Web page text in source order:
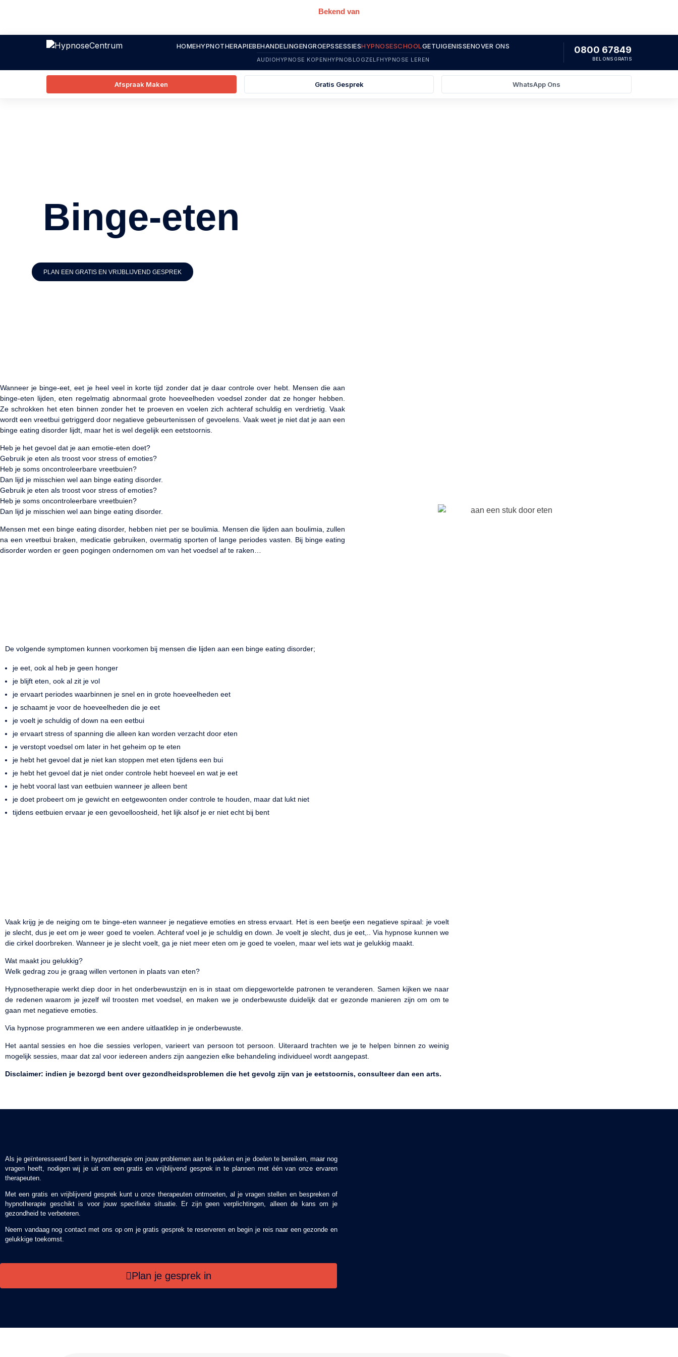
Bekend van
HOMEHYPNOTHERAPIEBEHANDELINGENGROEPSSESSIESHYPNOSESCHOOLGETUIGENISSENOVER ONS
AUDIOHYPNOSE KOPEN HYPNOBLOGZELFHYPNOSE LEREN
0800 67849
BEL ONS GRATIS
Afspraak Maken Gratis Gesprek WhatsApp Ons
Binge-eten
PLAN EEN GRATIS EN VRIJBLIJVEND GESPREK
Wanneer je binge-eet, eet je heel veel in korte tijd zonder dat je daar controle over hebt. Mensen die aan
binge-eten lijden, eten regelmatig abnormaal grote hoeveelheden voedsel zonder dat ze honger hebben.
Ze schrokken het eten binnen zonder het te proeven en voelen zich achteraf schuldig en verdrietig. Vaak
wordt een vreetbui getriggerd door negatieve gebeurtenissen of gevoelens. Vaak weet je niet dat je aan een
binge eating disorder lijdt, maar het is wel degelijk een eetstoornis.
Heb je het gevoel dat je aan emotie-eten doet?
Gebruik je eten als troost voor stress of emoties?
Heb je soms oncontroleerbare vreetbuien?
Dan lijd je misschien wel aan binge eating disorder.
Gebruik je eten als troost voor stress of emoties?
Heb je soms oncontroleerbare vreetbuien?
Dan lijd je misschien wel aan binge eating disorder.
Mensen met een binge eating disorder, hebben niet per se boulimia. Mensen die lijden aan boulimia, zullen
na een vreetbui braken, medicatie gebruiken, overmatig sporten of lange periodes vasten. Bij binge eating
disorder worden er geen pogingen ondernomen om van het voedsel af te raken…
De volgende symptomen kunnen voorkomen bij mensen die lijden aan een binge eating disorder;
je eet, ook al heb je geen honger
je blijft eten, ook al zit je vol
je ervaart periodes waarbinnen je snel en in grote hoeveelheden eet
je schaamt je voor de hoeveelheden die je eet
je voelt je schuldig of down na een eetbui
je ervaart stress of spanning die alleen kan worden verzacht door eten
je verstopt voedsel om later in het geheim op te eten
je hebt het gevoel dat je niet kan stoppen met eten tijdens een bui
je hebt het gevoel dat je niet onder controle hebt hoeveel en wat je eet
je hebt vooral last van eetbuien wanneer je alleen bent
je doet probeert om je gewicht en eetgewoonten onder controle te houden, maar dat lukt niet
tijdens eetbuien ervaar je een gevoelloosheid, het lijk alsof je er niet echt bij bent
Vaak krijg je de neiging om te binge-eten wanneer je negatieve emoties en stress ervaart. Het is een beetje een negatieve spiraal: je voelt
je slecht, dus je eet om je weer goed te voelen. Achteraf voel je je schuldig en down. Je voelt je slecht, dus je eet,.. Via hypnose kunnen we
die cirkel doorbreken. Wanneer je je slecht voelt, ga je niet meer eten om je goed te voelen, maar wel iets wat je gelukkig maakt.
Wat maakt jou gelukkig?
Welk gedrag zou je graag willen vertonen in plaats van eten?
Hypnosetherapie werkt diep door in het onderbewustzijn en is in staat om diepgewortelde patronen te veranderen. Samen kijken we naar
de redenen waarom je jezelf wil troosten met voedsel, en maken we je onderbewuste duidelijk dat er gezonde manieren zijn om om te
gaan met negatieve emoties.
Via hypnose programmeren we een andere uitlaatklep in je onderbewuste.
Het aantal sessies en hoe die sessies verlopen, varieert van persoon tot persoon. Uiteraard trachten we je te helpen binnen zo weinig
mogelijk sessies, maar dat zal voor iedereen anders zijn aangezien elke behandeling individueel wordt aangepast.
Disclaimer: indien je bezorgd bent over gezondheidsproblemen die het gevolg zijn van je eetstoornis, consulteer dan een arts.
Als je geïnteresseerd bent in hypnotherapie om jouw problemen aan te pakken en je doelen te bereiken, maar nog
vragen heeft, nodigen wij je uit om een gratis en vrijblijvend gesprek in te plannen met één van onze ervaren
therapeuten.
Met een gratis en vrijblijvend gesprek kunt u onze therapeuten ontmoeten, al je vragen stellen en bespreken of
hypnotherapie geschikt is voor jouw specifieke situatie. Er zijn geen verplichtingen, alleen de kans om je
gezondheid te verbeteren.
Neem vandaag nog contact met ons op om je gratis gesprek te reserveren en begin je reis naar een gezonde en
gelukkige toekomst.
Plan je gesprek in